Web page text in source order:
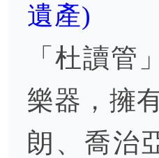
遺產)
「杜讀管
樂器，擁
朗、喬治